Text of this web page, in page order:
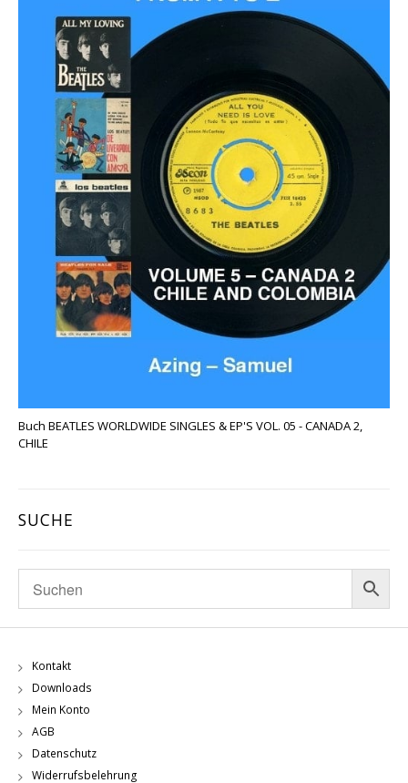
Buch BEATLES WORLDWIDE SINGLES & EP'S VOL. 05 - CANADA 2,
CHILE
SUCHE
Kontakt
Downloads
Mein Konto
AGB
Datenschutz
Widerrufsbelehrung